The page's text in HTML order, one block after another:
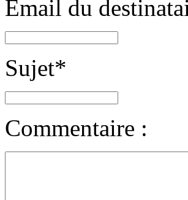
Email du
Sujet*
Commentaire :